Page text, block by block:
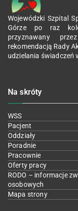
Wojewódzki Szpital
Górze po raz
przyznawany
rekomendacją Rady
udzielania świadczeń
Na skróty
WSS
Pacjent
Oddziały
Poradnie
Pracownie
Oferty pracy
RODO – informacje
osobowych
Mapa strony